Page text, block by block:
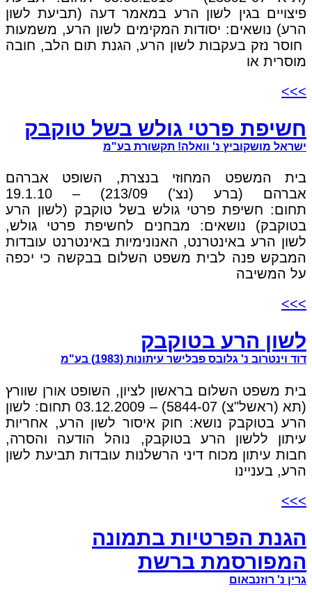
פיצויים בגין לשון הרע במאמר דעה (תביעת לשון
הרע) נושאים: יסודות המקימים לשון הרע, משמעות
חוסר נזק בעקבות לשון הרע, הגנת תום הלב, חובה
מוסרית או
>>>
חשיפת פרטי גולש בשל טוקבק
ישראל מושקוביץ נ' וואלה! תקשורת בע"מ
בית המשפט המחוזי בנצרת, השופט אברהם
אברהם (ברע (נצ') 213/09) – 19.1.10
תחום: חשיפת פרטי גולש בשל טוקבק (לשון הרע
בטוקבק) נושאים: מבחנים לחשיפת פרטי גולש,
לשון הרע באינטרנט, האנונימיות באינטרנט עובדות
המבקש פנה לבית משפט השלום בבקשה כי יכפה
על המשיבה
>>>
לשון הרע בטוקבק
דוד וינטרוב נ' גלובס פבלישר עיתונות (1983) בע"מ
בית משפט השלום בראשון לציון, השופט אורן שוורץ
(תא (ראשל"צ) 5844-07) – 03.12.2009 תחום: לשון
הרע בטוקבק נושא: חוק איסור לשון הרע, אחריות
עיתון ללשון הרע בטוקבק, נוהל הודעה והסרה,
חבות עיתון מכוח דיני הרשלנות עובדות תביעת לשון
הרע, בעניינו
>>>
הגנת הפרטיות בתמונה
המפורסמת ברשת
גרין נ' רוזנבאום